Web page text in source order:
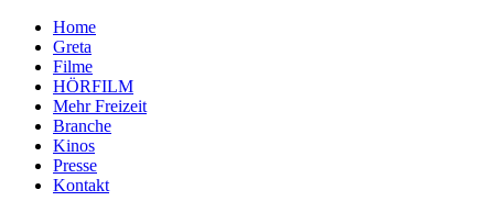
Home
Greta
Filme
HÖRFILM
Mehr Freizeit
Branche
Kinos
Presse
Kontakt